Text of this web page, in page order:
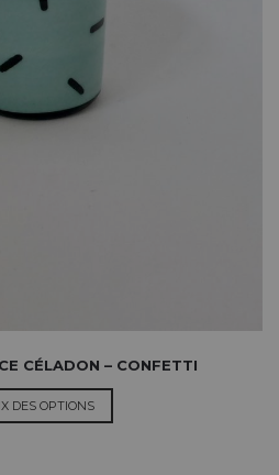
CÉLADON – CONFETTI
DES OPTIONS